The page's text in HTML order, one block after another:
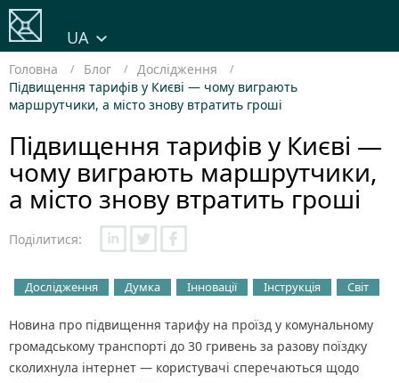
UA
Головна Блог
Дослідження
Підвищення тарифів у Києві — чому виграють
маршрутчики, а місто знову втратить гроші
Підвищення тарифів у Києві —
чому виграють маршрутчики,
а місто знову втратить гроші
Поділитися:
Дослідження Думка Інновації Інструкція Світ
Новина про підвищення тарифу на проїзд у комунальному
громадському транспорті до 30 гривень за разову поїздку
сколихнула інтернет — користувачі сперечаються щодо